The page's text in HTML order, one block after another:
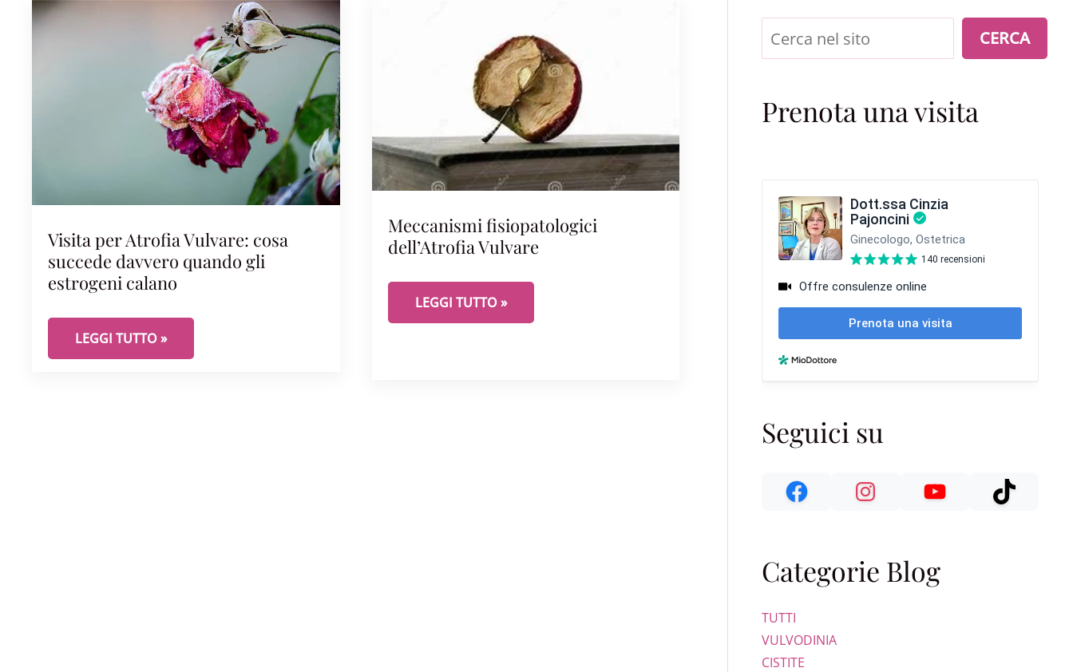
Visita per Atrofia Vulvare: cosa
succede davvero quando gli
estrogeni calano
VISITA PER ATROFIA VULVARE: COSA SUCCEDE DAVVERO QUANDO GLI ESTROGENI CALANO
LEGGI TUTTO »
Meccanismi fisiopatologici
dell’Atrofia Vulvare
MECCANISMI FISIOPATOLOGICI DELL’ATROFIA VULVARE
LEGGI TUTTO »
Cerca CERCA
Prenota una visita
Seguici su
Categorie Blog
TUTTI
VULVODINIA
CISTITE